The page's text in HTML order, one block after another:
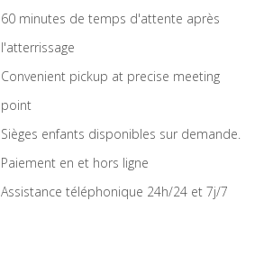
60 minutes de temps d'attente après
l'atterrissage
Convenient pickup at precise meeting
point
Sièges enfants disponibles sur demande.
Paiement en et hors ligne
Assistance téléphonique 24h/24 et 7j/7